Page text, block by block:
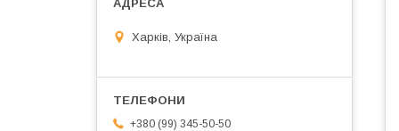
Харків, Україна
+380 (99) 345-50-50